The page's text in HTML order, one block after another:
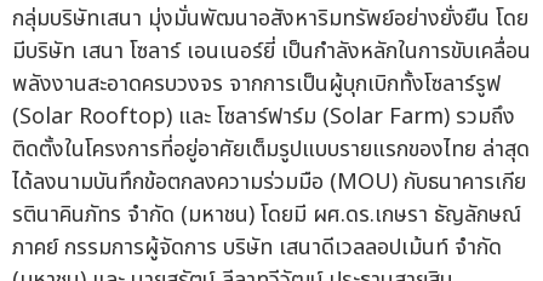
กลุ่มบริษัทเสนา มุ่งมั่นพัฒนาอสังหาริมทรัพย์อย่างยั่งยืน โดย
มีบริษัท เสนา โซลาร์ เอนเนอร์ยี่ เป็นกำลังหลักในการขับเคลื่อน
พลังงานสะอาดครบวงจร จากการเป็นผู้บุกเบิกทั้งโซลาร์รูฟ
(Solar Rooftop) และ โซลาร์ฟาร์ม (Solar Farm) รวมถึง
ติดตั้งในโครงการที่อยู่อาศัยเต็มรูปแบบรายแรกของไทย ล่าสุด
ได้ลงนามบันทึกข้อตกลงความร่วมมือ (MOU) กับธนาคารเกีย
รตินาคินภัทร จำกัด (มหาชน) โดยมี ผศ.ดร.เกษรา ธัญลักษณ์
ภาคย์ กรรมการผู้จัดการ บริษัท เสนาดีเวลลอปเม้นท์ จำกัด